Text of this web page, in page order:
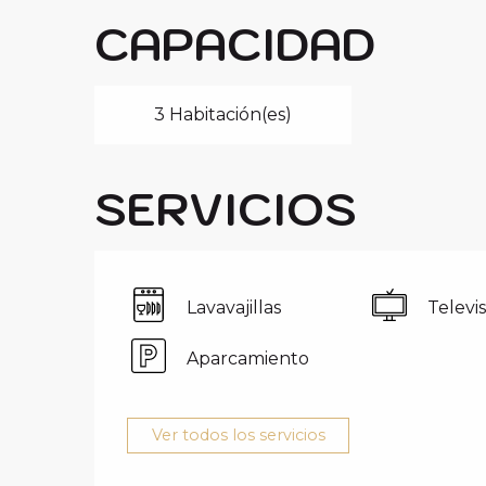
CAPACIDAD
3 Habitación(es)
SERVICIOS
Lavavajillas
Aparcamiento
Ver todos los servicios